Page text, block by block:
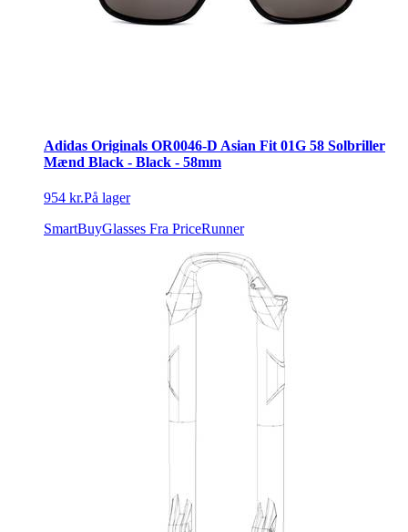
Adidas Originals OR0046-D Asian Fit 01G 58 Solbriller
Mænd Black - Black - 58mm
954 kr.På lager
SmartBuyGlasses Fra PriceRunner